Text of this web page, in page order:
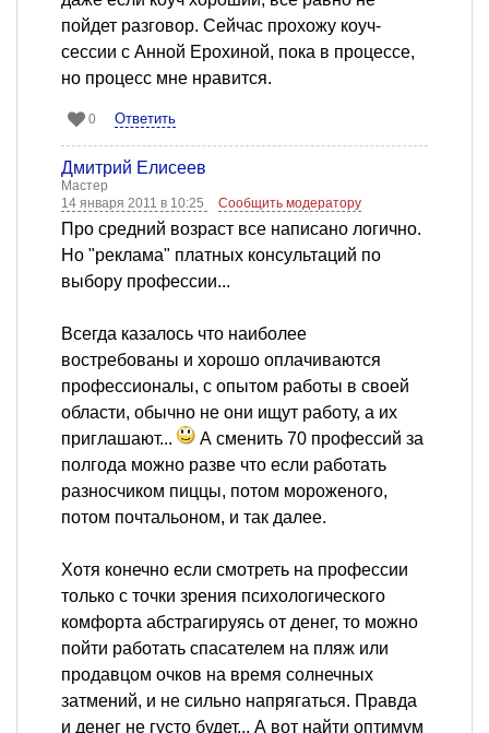
пойдет разговор. Сейчас прохожу коуч-
сессии с Анной Ерохиной, пока в процессе,
но процесс мне нравится.
0 Ответить
Дмитрий Елисеев
Мастер
14 января 2011 в 10:25
Сообщить модератору
Про средний возраст все написано логично.
Но "реклама" платных консультаций по
выбору профессии...
Всегда казалось что наиболее
востребованы и хорошо оплачиваются
профессионалы, с опытом работы в своей
области, обычно не они ищут работу, а их
приглашают...
А сменить 70 профессий за
полгода можно разве что если работать
разносчиком пиццы, потом мороженого,
потом почтальоном, и так далее.
Хотя конечно если смотреть на профессии
только с точки зрения психологического
комфорта абстрагируясь от денег, то можно
пойти работать спасателем на пляж или
продавцом очков на время солнечных
затмений, и не сильно напрягаться. Правда
и денег не густо будет... А вот найти оптимум